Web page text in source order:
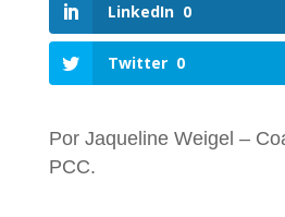
LinkedIn 0
Twitter 0
Por Jaqueline Weigel –
PCC.